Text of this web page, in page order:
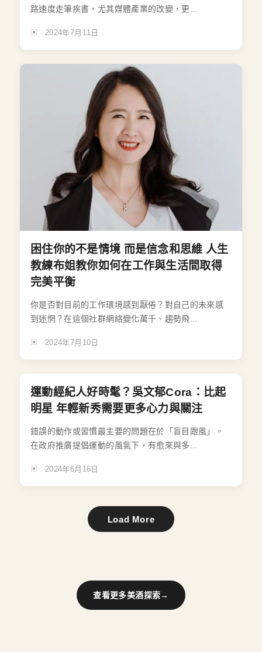
路速度走筆疾書，尤其媒體產業的改變，更...
2024年7月11日
困住你的不是情境 而是信念和思維 人生
教練布姐教你如何在工作與生活間取得
完美平衡
你是否對目前的工作環境感到厭倦？對自己的未來感
到迷惘？在這個社群網絡變化萬千、趨勢飛...
2024年7月10日
運動經紀人好時髦？吳文郁Cora：比起
明星 年輕新秀需要更多心力與關注
錯誤的動作或習慣最主要的問題在於「盲目跟風」。
在政府推廣提倡運動的風氣下，有愈來與多...
2024年6月16日
Load More
查看更多美酒探索→